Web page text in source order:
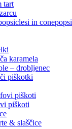
tart
in conepopsi
karamela
– drobljenec
piškotki
piškoti
piškoti
& slaščice